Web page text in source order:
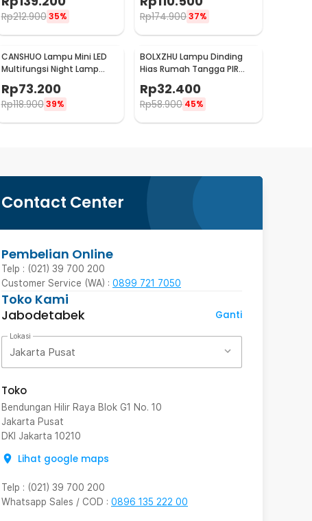
Rp212.900 35%
W22
Rp174.90037%
CANSHUO Lampu Mini LED
Multifungsi Night Lamp
Cool White 4.5V 3W 6 PCS -
TD001
Rp73.200
Rp118.900 39%
BOLXZHU Lampu Dinding
Hias Rumah Tangga PIR
Sensor LED Warm White 3W
- HCGY003
Rp32.400
Rp58.900 45%
Contact Center
Pembelian Online
Telp : (021) 39 700 200
Customer Service (WA) : 0899 721 7050
Toko Kami
Jabodetabek
Ganti
Lokasi
Jakarta Pusat
Toko
Bendungan Hilir Raya Blok G1 No. 10
Jakarta Pusat
DKI Jakarta 10210
Lihat google maps
Telp : (021) 39 700 200
Whatsapp Sales / COD : 0896 135 222 00